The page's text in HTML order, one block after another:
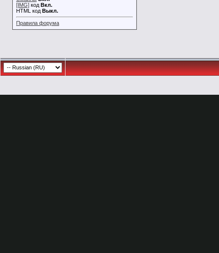
[IMG] код Вкл.
HTML код Выкл.
Правила форума